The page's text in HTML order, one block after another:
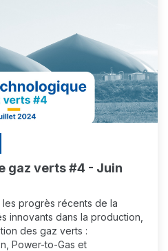
gaz verts #4 - Juin
progrès récents de la
innovants dans la production,
des gaz verts :
Power-to-Gas et